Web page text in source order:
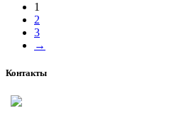
1
2
3
→
Контакты